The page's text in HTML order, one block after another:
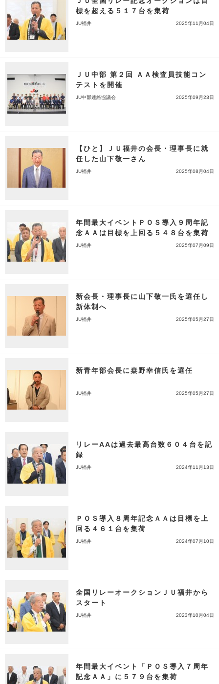
標を超える５１７台を集荷
JU福井 2025年11月04日
ＪＵ中部 第２回 ＡＡ検査員技能コン
テストを開催
JU中部連絡協議会 2025年09月23日
【ひと】ＪＵ福井の会長・理事長に就
任した山下敬一さん
JU福井 2025年08月04日
年間最大イベントＰＯＳ導入９周年記
念ＡＡは目標を上回る５４８台を集荷
JU福井 2025年07月09日
新会長・理事長に山下敬一氏を選任し
新体制へ
JU福井 2025年05月27日
新青年部会長に桒野幸信氏を選任
JU福井 2025年05月27日
リレーAAは過去最高台数６０４台を記
録
JU福井 2024年11月13日
ＰＯＳ導入８周年記念ＡＡは目標を上
回る４６１台を集荷
JU福井 2024年07月10日
全国リレーオークションＪＵ福井から
スタート
JU福井 2023年10月04日
年間最大イベント「ＰＯＳ導入７周年
記念ＡＡ」に５７９台を集荷